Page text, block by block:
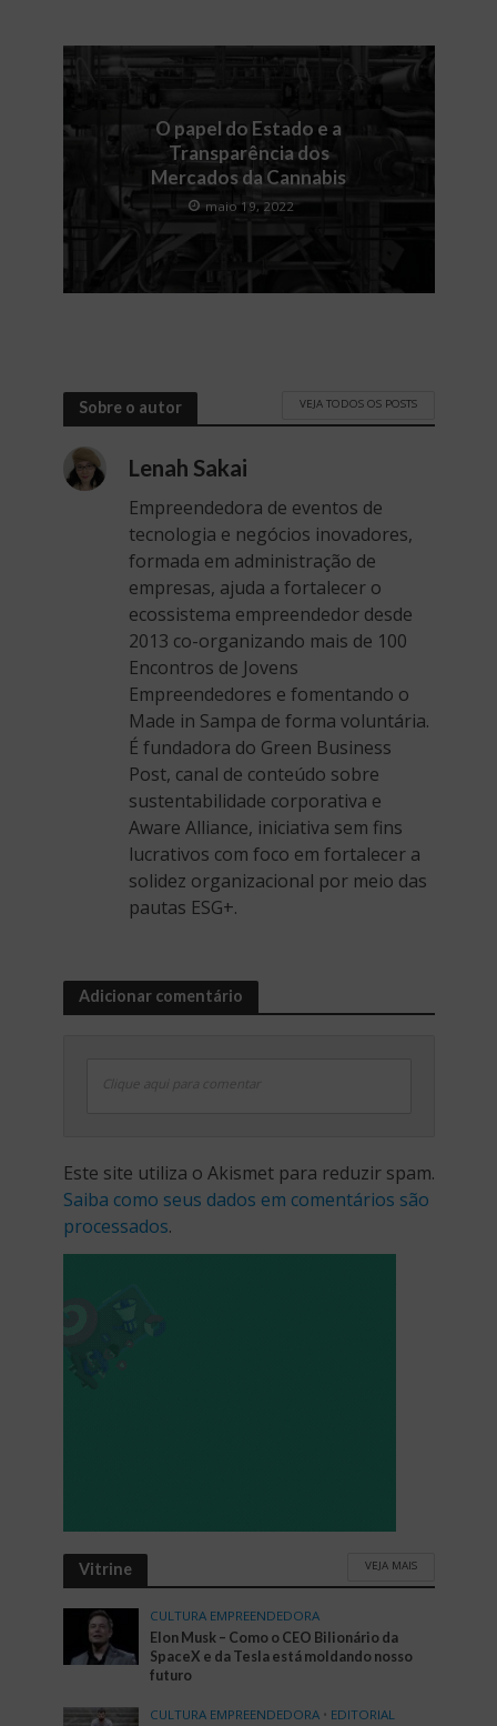
O papel do Estado e a
Transparência dos
Mercados da Cannabis
maio 19, 2022
Sobre o autor VEJA TODOS OS POSTS
Lenah Sakai
Empreendedora de eventos de
tecnologia e negócios inovadores,
formada em administração de
empresas, ajuda a fortalecer o
ecossistema empreendedor desde
2013 co-organizando mais de 100
Encontros de Jovens
Empreendedores e fomentando o
Made in Sampa de forma voluntária.
É fundadora do Green Business
Post, canal de conteúdo sobre
sustentabilidade corporativa e
Aware Alliance, iniciativa sem fins
lucrativos com foco em fortalecer a
solidez organizacional por meio das
pautas ESG+.
Adicionar comentário
Clique aqui para comentar
Este site utiliza o Akismet para reduzir spam.
Saiba como seus dados em comentários são
processados.
Vitrine VEJA MAIS
CULTURA EMPREENDEDORA
Elon Musk – Como o CEO Bilionário da
SpaceX e da Tesla está moldando nosso
futuro
CULTURA EMPREENDEDORA • EDITORIAL